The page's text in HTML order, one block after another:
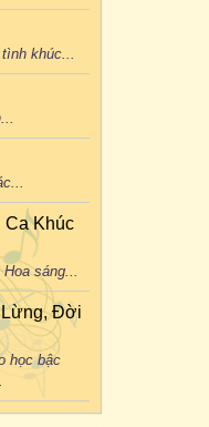
khúc...
Ca Khúc
sáng...
Lừng, Đời
học bậc